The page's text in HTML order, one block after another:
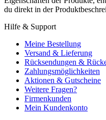
du direkt in der
Hilfe & Support
Meine Bestellung
Versand & Lieferung
Rücksendungen &
Zahlungsmöglichkeiten
Aktionen & Gutscheine
Weitere Fragen?
Firmenkunden
Mein Kundenkonto